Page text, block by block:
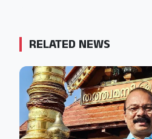
RELATED NEWS